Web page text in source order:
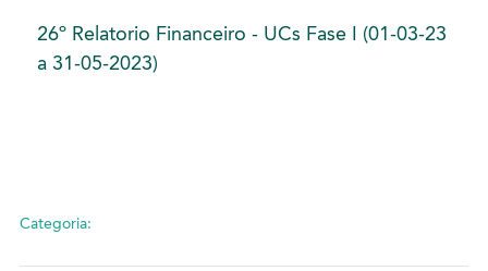
26º Relatorio Financeiro - UCs Fase I (01-03-23
a 31-05-2023)
Categoria: